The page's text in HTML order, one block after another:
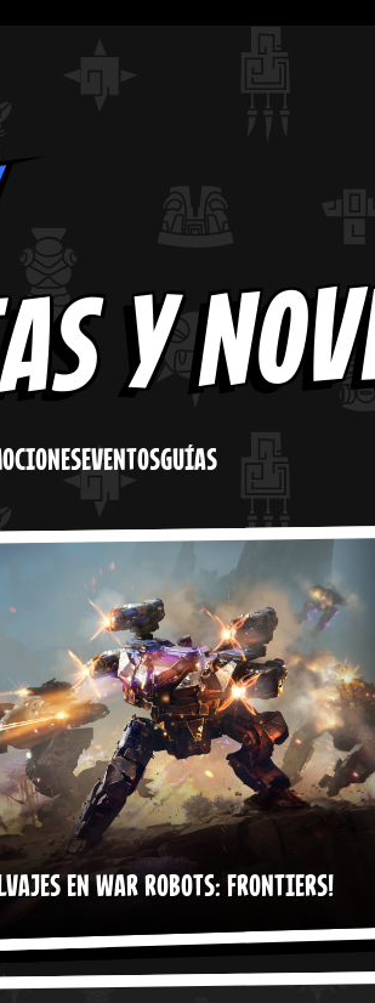
Y
EVENTOSGUÍAS
EN WAR ROBOTS: FRONTIERS!